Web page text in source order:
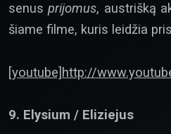
senusprijomus, austrišką
šiame filme, kuris leidžia
[youtube]http://
9. Elysium / Eliziejus